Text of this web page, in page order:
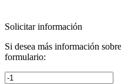
Solicitar información
Si desea más información
formulario: